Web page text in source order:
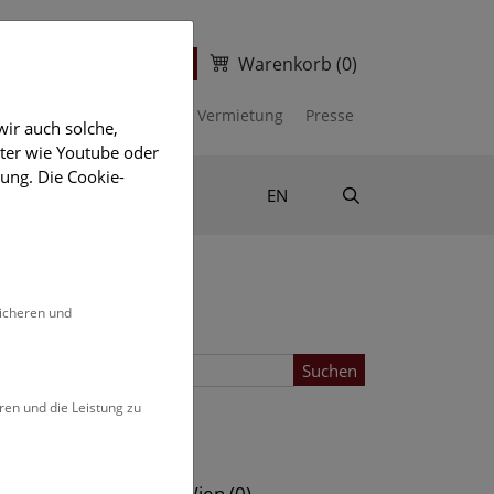
Warenkorb (0)
Vermietung Presse
EN
Suchen
auch solche,
wie Youtube oder
Die Cookie-
und
und die Leistung zu